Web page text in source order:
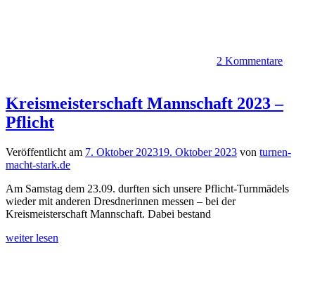
2 Kommentare
Kreismeisterschaft Mannschaft 2023 –
Pflicht
Veröffentlicht am 7. Oktober 202319. Oktober 2023 von turnen-
macht-stark.de
Am Samstag dem 23.09. durften sich unsere Pflicht-Turnmädels
wieder mit anderen Dresdnerinnen messen – bei der
Kreismeisterschaft Mannschaft. Dabei bestand
weiter lesen